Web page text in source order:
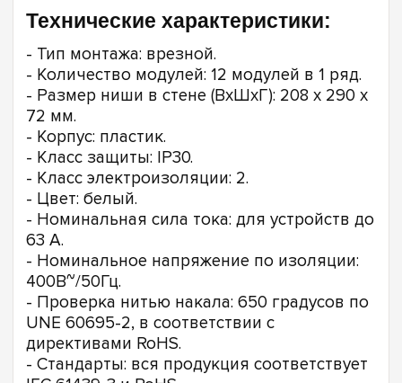
Технические характеристики:
- Тип монтажа: врезной.
- Количество модулей: 12 модулей в 1 ряд.
- Размер ниши в стене (ВxШxГ): 208 x 290 x
72 мм.
- Корпус: пластик.
- Класс защиты: IP30.
- Класс электроизоляции: 2.
- Цвет: белый.
- Номинальная сила тока: для устройств до
63 А.
- Номинальное напряжение по изоляции:
400В~/50Гц.
- Проверка нитью накала: 650 градусов по
UNE 60695-2, в соответствии с
директивами RoHS.
- Стандарты: вся продукция соответствует